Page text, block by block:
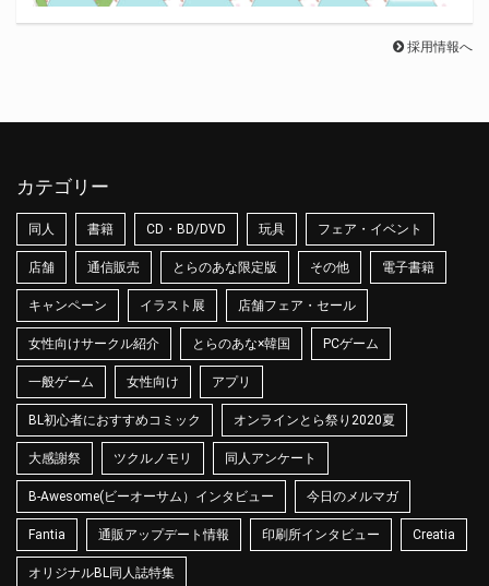
採用情報へ
カテゴリー
同人 書籍 CD・BD/DVD 玩具 フェア・イベント
店舗 通信販売 とらのあな限定版 その他 電子書籍
キャンペーン イラスト展 店舗フェア・セール
女性向けサークル紹介 とらのあな×韓国 PCゲーム
一般ゲーム 女性向け アプリ
BL初心者におすすめコミック オンラインとら祭り2020夏
大感謝祭 ツクルノモリ 同人アンケート
B-Awesome(ビーオーサム）インタビュー 今日のメルマガ
Fantia 通販アップデート情報 印刷所インタビュー Creatia
オリジナルBL同人誌特集